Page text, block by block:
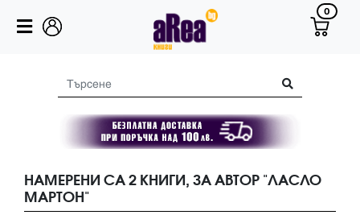
0
НАМЕРЕНИ СА 2 КНИГИ, ЗА АВТОР "ЛАСЛО
МАРТОН"